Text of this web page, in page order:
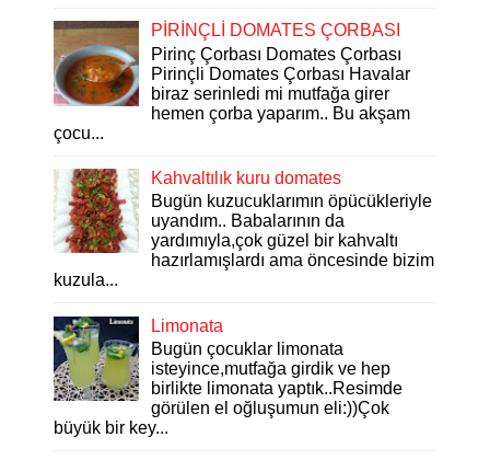
PİRİNÇLİ DOMATES ÇORBASI
Pirinç Çorbası Domates Çorbası
Pirinçli Domates Çorbası Havalar
biraz serinledi mi mutfağa girer
hemen çorba yaparım.. Bu akşam
çocu...
Kahvaltılık kuru domates
Bugün kuzucuklarımın öpücükleriyle
uyandım.. Babalarının da
yardımıyla,çok güzel bir kahvaltı
hazırlamışlardı ama öncesinde bizim
kuzula...
Limonata
Bugün çocuklar limonata
isteyince,mutfağa girdik ve hep
birlikte limonata yaptık..Resimde
görülen el oğluşumun eli:))Çok
büyük bir key...